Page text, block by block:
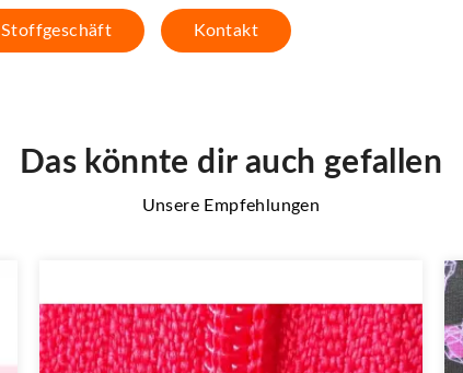
Stoffgeschäft Kontakt
Das könnte dir auch gefallen
Unsere Empfehlungen